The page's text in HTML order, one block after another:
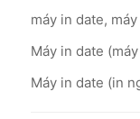
máy in date,
Máy in date
Máy in date (in